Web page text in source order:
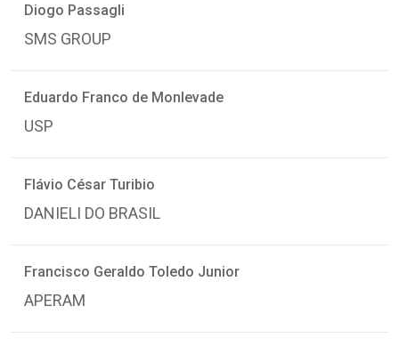
Diogo Passagli
SMS GROUP
Eduardo Franco de Monlevade
USP
Flávio César Turibio
DANIELI DO BRASIL
Francisco Geraldo Toledo Junior
APERAM